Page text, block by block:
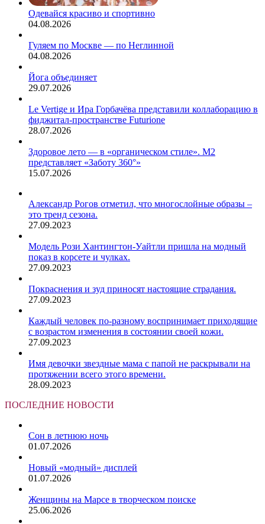
«Подъем».
Сотрудники
магазина
рассказали,
Одевайся красиво и спортивно
04.08.2026
Гуляем по Москве — по Неглинной
04.08.2026
Йога объединяет
29.07.2026
Le Vertige и Ира Горбачёва представили коллаборацию в
фиджитал-пространстве Futurione
28.07.2026
Здоровое лето — в «органическом стиле». М2
представляет «Заботу 360°»
15.07.2026
Александр Рогов отметил, что многослойные образы –
это тренд сезона.
27.09.2023
Модель Рози Хантингтон-Уайтли пришла на модный
показ в корсете и чулках.
27.09.2023
Покраснения и зуд приносят настоящие страдания.
27.09.2023
Каждый человек по-разному воспринимает приходящие
с возрастом изменения в состоянии своей кожи.
27.09.2023
Имя девочки звездные мама с папой не раскрывали на
протяжении всего этого времени.
28.09.2023
ПОСЛЕДНИЕ НОВОСТИ
Сон в летнюю ночь
01.07.2026
Новый «модный» дисплей
01.07.2026
Женщины на Марсе в творческом поиске
25.06.2026